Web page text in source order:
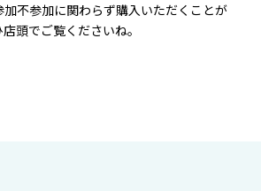
不参加に関わらず購入いただくことが
頭でご覧くださいね。